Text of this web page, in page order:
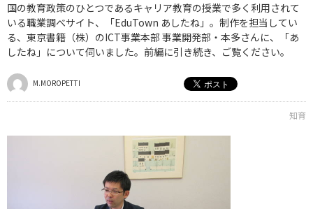
国の教育政策のひとつであるキャリア教育の授業で多く利用されて
いる職業調べサイト、「EduTown あしたね」。制作を担当してい
る、東京書籍（株）のICT事業本部 事業開発部・本多さんに、「あ
したね」について伺いました。前編に引き続き、ご覧ください。
M.MOROPETTI
知育